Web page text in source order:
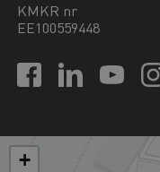
KMKR nr
EE100559448
+